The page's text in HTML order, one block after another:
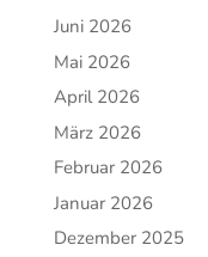
Juni 2026
Mai 2026
April 2026
März 2026
Februar 2026
Januar 2026
Dezember 2025